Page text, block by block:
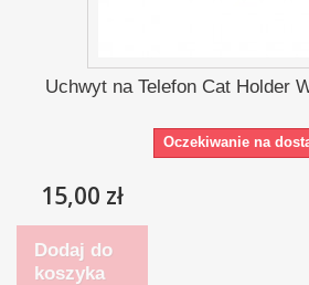
Uchwyt na Telefon Cat Holder
Oczekiwanie na
15,00 zł
Dodaj do
koszyka